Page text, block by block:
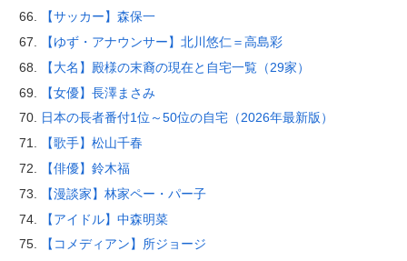
【サッカー】森保一
【ゆず・アナウンサー】北川悠仁＝高島彩
【大名】殿様の末裔の現在と自宅一覧（29家）
【女優】長澤まさみ
日本の長者番付1位～50位の自宅（2026年最新版）
【歌手】松山千春
【俳優】鈴木福
【漫談家】林家ペー・パー子
【アイドル】中森明菜
【コメディアン】所ジョージ